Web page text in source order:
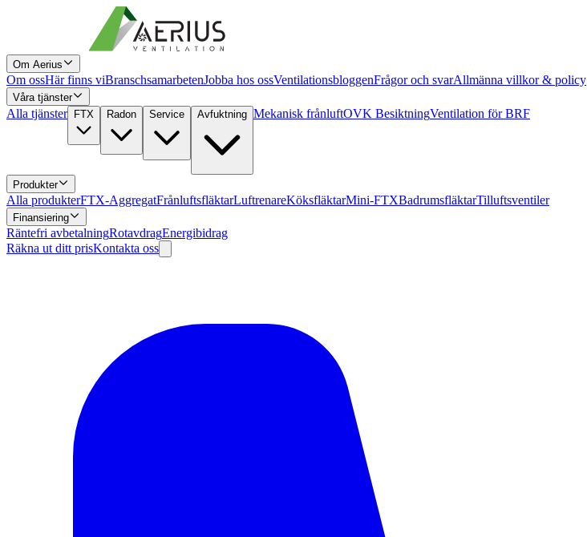
Om Aerius
Om ossHär finns viBranschsamarbetenJobba hos ossVentilationsbloggenFrågor och svarAllmänna villkor & policy
Våra tjänster
Alla tjänster FTX Radon Service Avfuktning Mekanisk frånluftOVK BesiktningVentilation för BRF
Produkter
Alla produkterFTX-AggregatFrånluftsfläktarLuftrenareKöksfläktarMini-FTXBadrumsfläktarTilluftsventiler
Finansiering
Räntefri avbetalningRotavdragEnergibidrag
Räkna ut ditt prisKontakta oss